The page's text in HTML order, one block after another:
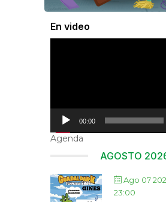
En video
00:00
Agenda
AGOSTO
Ago 07
23:00